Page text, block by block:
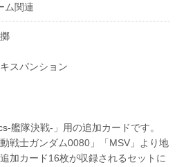
ム関連
スパンション
艦隊決戦-」用の追加カードです。
戦士ガンダム0080」「MSV」より地
加カード16枚が収録されるセットに